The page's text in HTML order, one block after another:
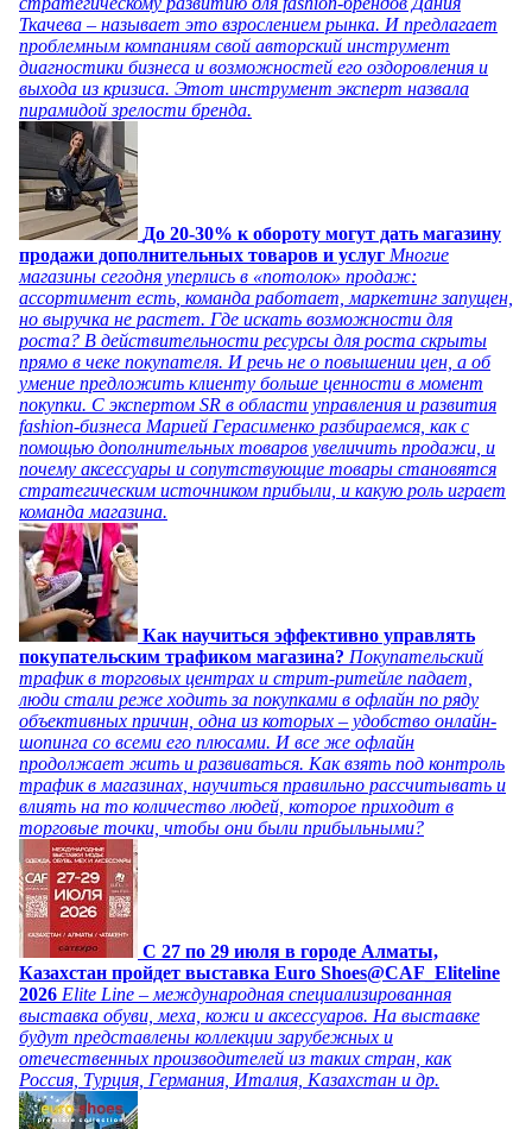
Ткачева – называет это взрослением рынка. И предлагает
проблемным компаниям свой авторский инструмент
диагностики бизнеса и возможностей его оздоровления и
выхода из кризиса. Этот инструмент эксперт назвала
пирамидой зрелости бренда.
До 20-30% к обороту могут дать магазину
продажи дополнительных товаров и услуг Многие
магазины сегодня уперлись в «потолок» продаж:
ассортимент есть, команда работает, маркетинг запущен,
но выручка не растет. Где искать возможности для
роста? В действительности ресурсы для роста скрыты
прямо в чеке покупателя. И речь не о повышении цен, а об
умение предложить клиенту больше ценности в момент
покупки. С экспертом SR в области управления и развития
fashion-бизнеса Марией Герасименко разбираемся, как с
помощью дополнительных товаров увеличить продажи, и
почему аксессуары и сопутствующие товары становятся
стратегическим источником прибыли, и какую роль играет
команда магазина.
Как научиться эффективно управлять
покупательским трафиком магазина? Покупательский
трафик в торговых центрах и стрит-ритейле падает,
люди стали реже ходить за покупками в офлайн по ряду
объективных причин, одна из которых – удобство онлайн-
шопинга со всеми его плюсами. И все же офлайн
продолжает жить и развиваться. Как взять под контроль
трафик в магазинах, научиться правильно рассчитывать и
влиять на то количество людей, которое приходит в
торговые точки, чтобы они были прибыльными?
C 27 по 29 июля в городе Алматы,
Казахстан пройдет выставка Euro Shoes@CAF_Eliteline
2026 Elite Line – международная специализированная
выставка обуви, меха, кожи и аксессуаров. На выставке
будут представлены коллекции зарубежных и
отечественных производителей из таких стран, как
Россия, Турция, Германия, Италия, Казахстан и др.